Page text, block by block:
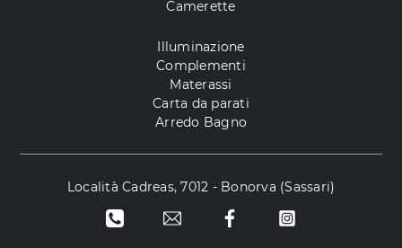
Camerette
Illuminazione
Complementi
Materassi
Carta da parati
Arredo Bagno
Località Cadreas, 7012 - Bonorva (Sassari)